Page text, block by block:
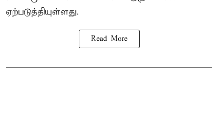
ஏற்படுத்தியுள்ளது.
Read More